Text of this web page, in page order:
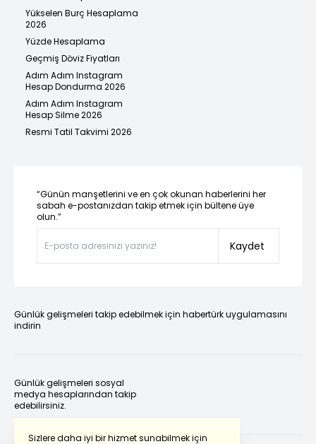
Sizlere daha iyi bir hizmet sunabilmek için
Yükselen Burç Hesaplama
2026
Yüzde Hesaplama
Geçmiş Döviz Fiyatları
Adım Adım Instagram
Hesap Dondurma 2026
Adım Adım Instagram
Hesap Silme 2026
Resmi Tatil Takvimi 2026
“Günün manşetlerini ve en çok okunan haberlerini her
sabah e-postanızdan takip etmek için bültene üye
olun.”
Kaydet
Günlük gelişmeleri takip edebilmek için habertürk uygulamasını
indirin
Günlük gelişmeleri sosyal
medya hesaplarından takip
edebilirsiniz.